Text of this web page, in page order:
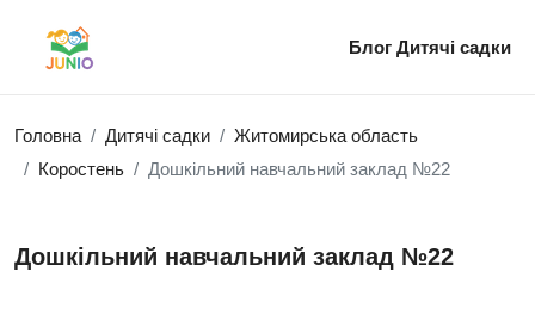
Блог Дитячі садки
Головна Дитячі садки
Житомирська область
Коростень
Дошкільний навчальний заклад №22
Дошкільний навчальний заклад №22